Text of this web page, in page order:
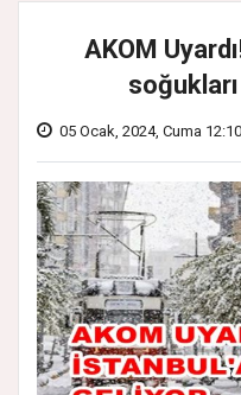
AKOM
05 Ocak, 2024, Cuma 12:10